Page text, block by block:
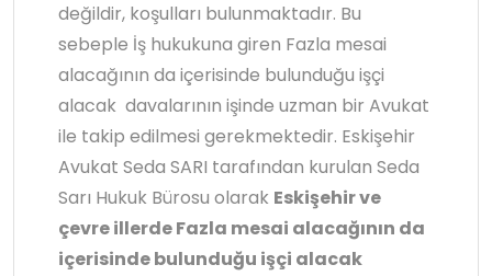
değildir, koşulları bulunmaktadır. Bu
sebeple İş hukukuna giren Fazla mesai
alacağının da içerisinde bulunduğu işçi
alacak davalarının işinde uzman bir Avukat
ile takip edilmesi gerekmektedir. Eskişehir
Avukat Seda SARI tarafından kurulan Seda
Sarı Hukuk Bürosu olarak Eskişehir ve
çevre illerde Fazla mesai alacağının da
içerisinde bulunduğu işçi alacak